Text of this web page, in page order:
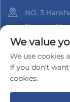
NO. 3
Jiangsu, Κίνα
+86-
[email
We value
We use cookies
If you don't
cookies.